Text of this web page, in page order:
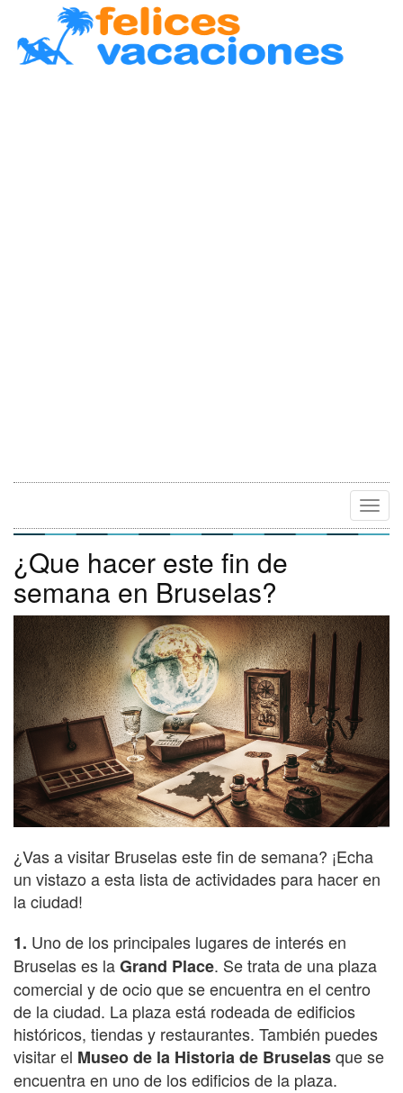
¿Que hacer este fin de
semana en Bruselas?
¿Vas a visitar Bruselas este fin de semana? ¡Echa
un vistazo a esta lista de actividades para hacer en
la ciudad!
1. Uno de los principales lugares de interés en
Bruselas es laGrand Place. Se trata de una plaza
comercial y de ocio que se encuentra en el centro
de la ciudad. La plaza está rodeada de edificios
históricos, tiendas y restaurantes. También puedes
visitar el Museo de la Historia de Bruselasque se
encuentra en uno de los edificios de la plaza.